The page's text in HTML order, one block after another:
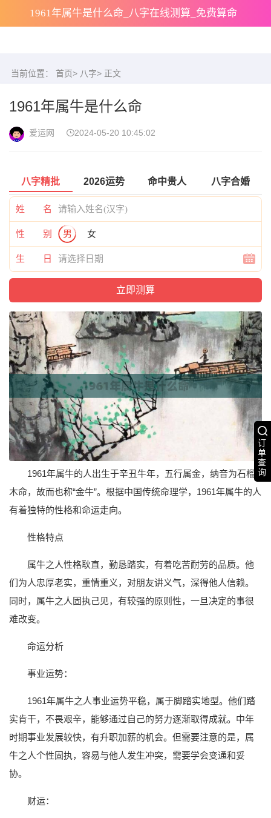
1961年属牛是什么命_八字在线测算_免费算命
订
单
查
询
当前位置： 首页> 八字> 正文
1961年属牛是什么命
爱运网 2024-05-20 10:45:02
八字精批 2026运势 命中贵人 八字合婚
姓 名
性 别 男 女
生 日
1961年属牛的人出生于辛丑牛年，五行属金，纳音为石榴
木命，故而也称“金牛”。根据中国传统命理学，1961年属牛的人
有着独特的性格和命运走向。
性格特点
属牛之人性格耿直，勤恳踏实，有着吃苦耐劳的品质。他
们为人忠厚老实，重情重义，对朋友讲义气，深得他人信赖。
同时，属牛之人固执己见，有较强的原则性，一旦决定的事很
难改变。
命运分析
事业运势：
1961年属牛之人事业运势平稳，属于脚踏实地型。他们踏
实肯干，不畏艰辛，能够通过自己的努力逐渐取得成就。中年
时期事业发展较快，有升职加薪的机会。但需要注意的是，属
牛之人个性固执，容易与他人发生冲突，需要学会变通和妥
协。
财运：